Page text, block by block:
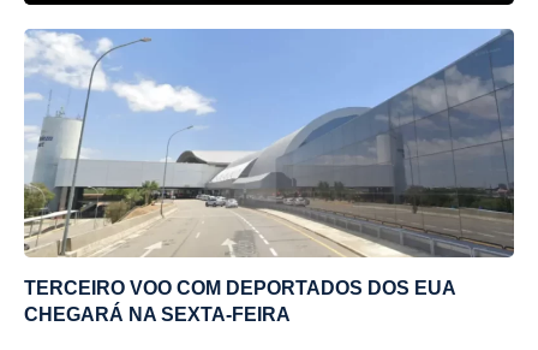
TERCEIRO VOO COM DEPORTADOS DOS EUA
CHEGARÁ NA SEXTA-FEIRA